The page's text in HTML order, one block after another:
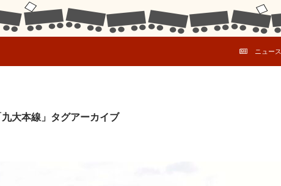
ニュース
九大本線」タグアーカイブ